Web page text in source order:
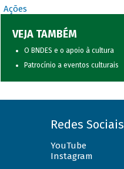
Ações
VEJA TAMBÉM
O BNDES e o apoio à cultura
Patrocínio a eventos culturais
Redes Sociais
YouTube
Instagram